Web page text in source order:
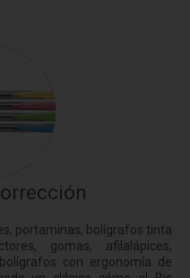
portaminas, bolígrafos tinta
gomas, afilalápices,
con ergonomía de